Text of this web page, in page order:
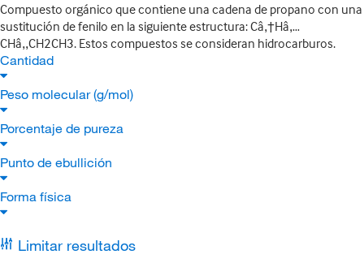
Compuesto orgánico que contiene una cadena de propano con una
sustitución de fenilo en la siguiente estructura: Câ‚†Hâ‚…
CHâ‚‚CH2CH3. Estos compuestos se consideran hidrocarburos.
Cantidad
Peso molecular (g/mol)
Porcentaje de pureza
Punto de ebullición
Forma física
Limitar resultados